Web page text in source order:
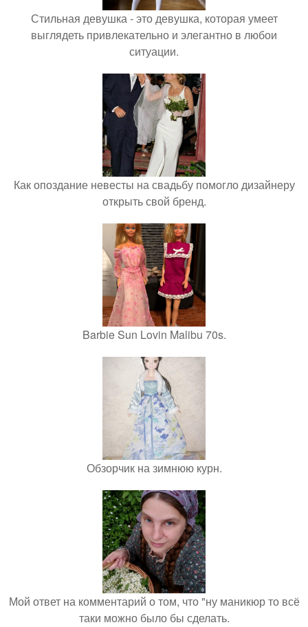
Стильная девушка - это девушка, которая умеет
выглядеть привлекательно и элегантно в любои
ситуации.
Как опоздание невесты на свадьбу помогло дизайнеру
открыть свой бренд.
Barbie Sun Lovin Malibu 70s.
Обзорчик на зимнюю курн.
Мой ответ на комментарий о том, что "ну маникюр то всё
таки можно было бы сделать.